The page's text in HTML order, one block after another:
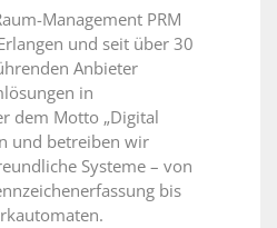
Management PRM
und seit über 30
Anbieter
in
dem Motto „Digital
und betreiben wir
Systeme – von
bis